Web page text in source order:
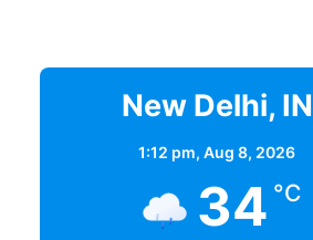
New Delhi, IN
1:12 pm, Aug 8, 2026
34 °C